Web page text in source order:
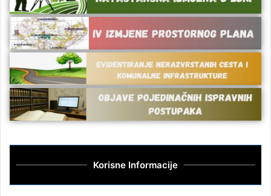
Korisne Informacije